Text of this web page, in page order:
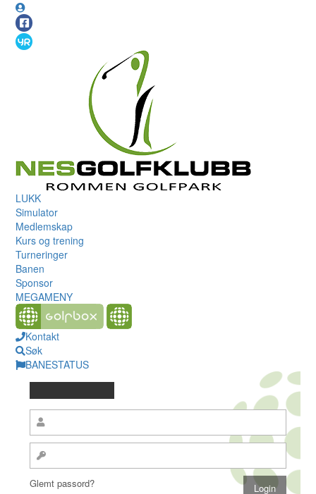
LUKK
Simulator
Medlemskap
Kurs og trening
Turneringer
Banen
Sponsor
MEGAMENY
Kontakt
Søk
BANESTATUS
Glemt passord?